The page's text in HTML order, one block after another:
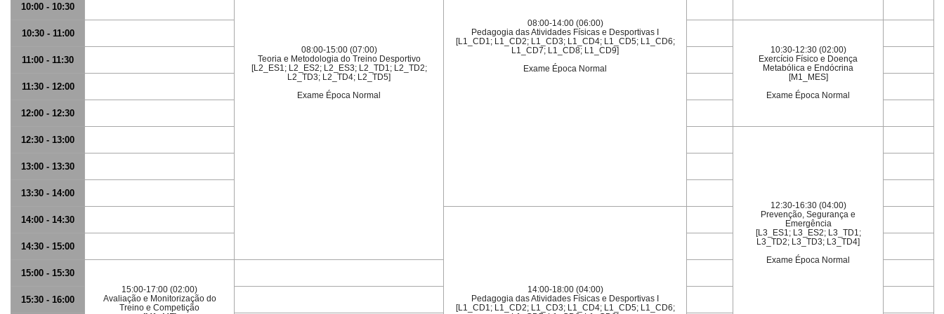
08:00-15:00 (07:00)
Teoria e Metodologia do Treino Desportivo
[L2_ES1; L2_ES2; L2_ES3; L2_TD1; L2_TD2;
L2_TD3; L2_TD4; L2_TD5]
Exame Época Normal
08:00-14:00 (06:00)
Pedagogia das Atividades Físicas e Desportivas I
[L1_CD1; L1_CD2; L1_CD3; L1_CD4; L1_CD5; L1_CD6;
L1_CD7; L1_CD8; L1_CD9]
Exame Época Normal
10:00 - 10:30
10:30 - 11:00
10:30-12:30 (02:00)
Exercício Físico e Doença
Metabólica e Endócrina
[M1_MES]
Exame Época Normal
11:00 - 11:30
11:30 - 12:00
12:00 - 12:30
12:30 - 13:00
12:30-16:30 (04:00)
Prevenção, Segurança e
Emergência
[L3_ES1; L3_ES2; L3_TD1;
L3_TD2; L3_TD3; L3_TD4]
Exame Época Normal
13:00 - 13:30
13:30 - 14:00
14:00 - 14:30
14:00-18:00 (04:00)
Pedagogia das Atividades Físicas e Desportivas I
[L1_CD1; L1_CD2; L1_CD3; L1_CD4; L1_CD5; L1_CD6;
14:30 - 15:00
15:00 - 15:30
15:00-17:00 (02:00)
Avaliação e Monitorização do
Treino e Competição
15:30 - 16:00